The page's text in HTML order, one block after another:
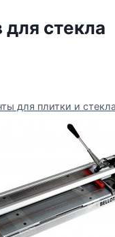
для стекла
для плитки и стекла